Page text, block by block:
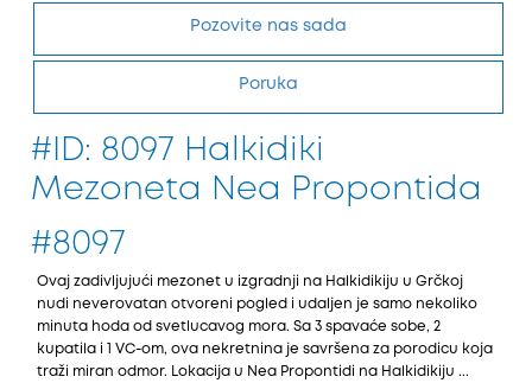
Pozovite nas sada
Poruka
#ID: 8097 Halkidiki
Mezoneta Nea Propontida
#8097
Ovaј zadivljuјući mezonet u izgradnji na Halkidikiјu u Grčkoј
nudi neverovatan otvoreni pogled i udaljen јe samo nekoliko
minuta hoda od svetlucavog mora. Sa 3 spavaće sobe, 2
kupatila i 1 VC-om, ova nekretnina јe savršena za porodicu koјa
traži miran odmor. Lokaciјa u Nea Propontidi na Halkidikiјu ...